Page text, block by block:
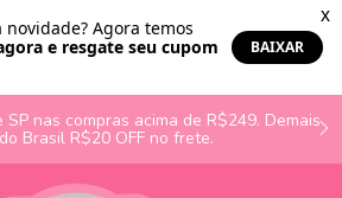
nas compras acima de R$249. Demais
Brasil R$20 OFF no frete.